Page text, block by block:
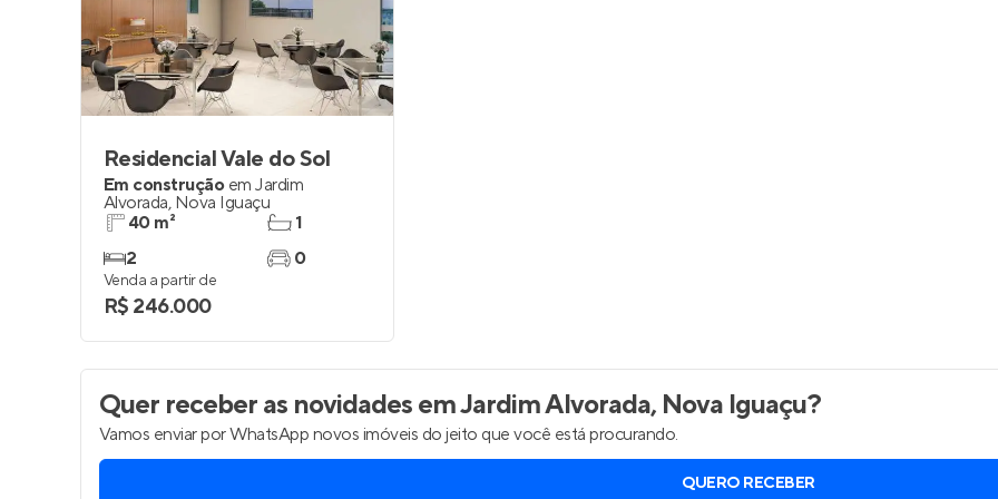
Entrar no Painel de Clientes
Residencial Vale do Sol
Em construção em Jardim
Alvorada, Nova Iguaçu
40 m²
2
1
0
Venda a partir de
R$ 246.000
Quer receber as novidadesem Jardim Alvorada, Nova Iguaçu?
Vamos enviar por WhatsApp novos imóveis do jeito que você está procurando.
QUERO RECEBER